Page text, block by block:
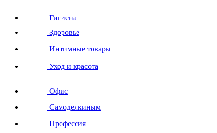
Гигиена
Здоровье
Интимные товары
Уход и красота
Офис
Самоделкиным
Профессия